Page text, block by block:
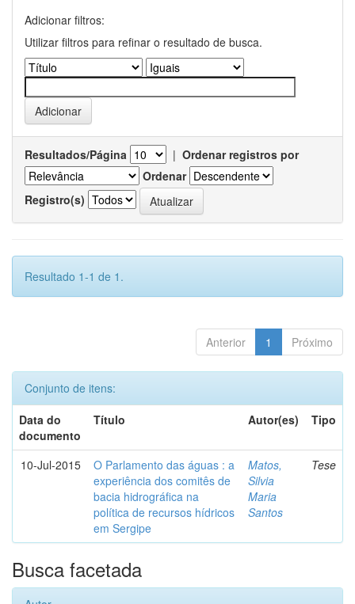
Adicionar filtros:
Utilizar filtros para refinar o resultado de busca.
Resultados/Página | Ordenar registros por
Ordenar
Registro(s)
Resultado 1-1 de 1.
Anterior 1 Próximo
Conjunto de itens:
Data do
documento
Título Autor(es) Tipo
10-Jul-2015
O Parlamento das águas : a
experiência dos comitês de
bacia hidrográfica na
política de recursos hídricos
em Sergipe
Matos,
Silvia
Maria
Santos
Tese
Busca facetada